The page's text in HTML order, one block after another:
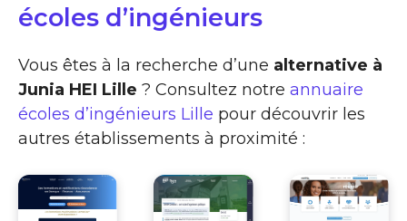
écoles d’ingénieurs
Vous êtes à la recherche d’une alternative à
Junia HEI Lille ? Consultez notre annuaire
écoles d’ingénieurs Lille pour découvrir les
autres établissements à proximité :